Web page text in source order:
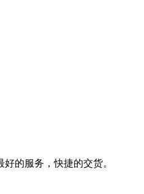
的服务，快捷的交货。